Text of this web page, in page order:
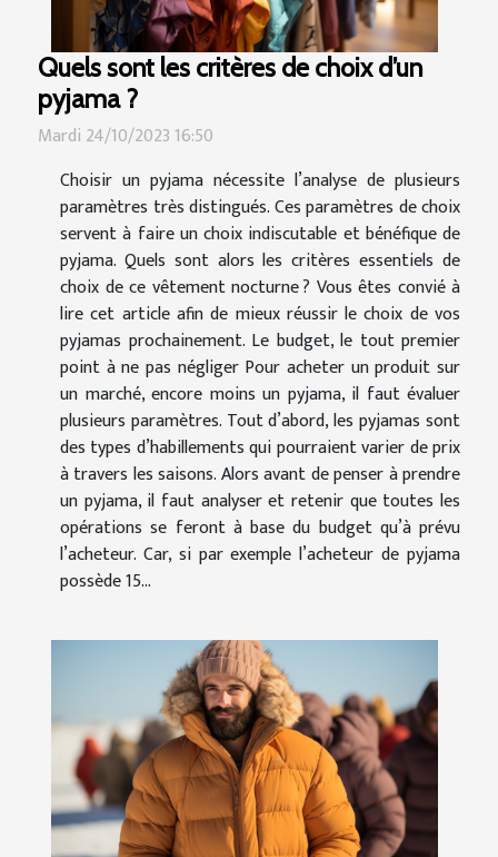
Quels sont les critères de choix d’un
pyjama ?
Mardi 24/10/2023 16:50
Choisir un pyjama nécessite l’analyse de plusieurs
paramètres très distingués. Ces paramètres de choix
servent à faire un choix indiscutable et bénéfique de
pyjama. Quels sont alors les critères essentiels de
choix de ce vêtement nocturne ? Vous êtes convié à
lire cet article afin de mieux réussir le choix de vos
pyjamas prochainement. Le budget, le tout premier
point à ne pas négliger Pour acheter un produit sur
un marché, encore moins un pyjama, il faut évaluer
plusieurs paramètres. Tout d’abord, les pyjamas sont
des types d’habillements qui pourraient varier de prix
à travers les saisons. Alors avant de penser à prendre
un pyjama, il faut analyser et retenir que toutes les
opérations se feront à base du budget qu’à prévu
l’acheteur. Car, si par exemple l’acheteur de pyjama
possède 15...